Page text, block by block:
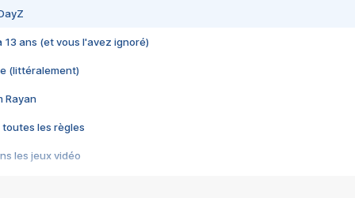
13 ans (et vous l'avez ignoré)
(littéralement)
Rayan
toutes les règles
les jeux vidéo